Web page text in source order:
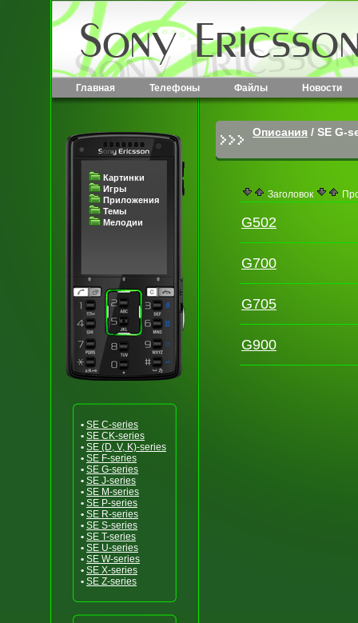
Главная Телефоны Файлы Новости
Картинки
Игры
Приложения
Темы
Мелодии
• SE C-series
• SE CK-series
• SE (D, V, K)-series
• SE F-series
• SE G-series
• SE J-series
• SE M-series
• SE P-series
• SE R-series
• SE S-series
• SE T-series
• SE U-series
• SE W-series
• SE X-series
• SE Z-series
Описания / SE G-
Заголовок
G502
G700
G705
G900